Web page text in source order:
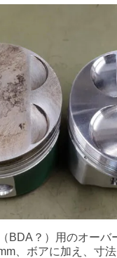
BDA？）用のオーバ
、ボアに加え、寸